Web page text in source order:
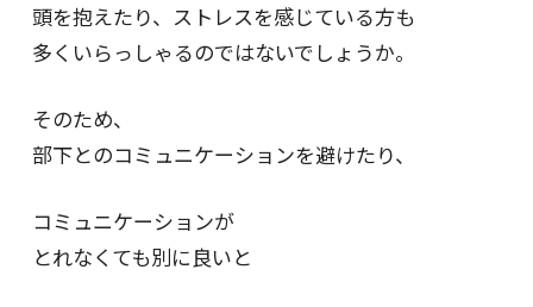
頭を抱えたり、ストレスを感じている方も
多くいらっしゃるのではないでしょうか。
そのため、
部下とのコミュニケーションを避けたり、
コミュニケーションが
とれなくても別に良いと